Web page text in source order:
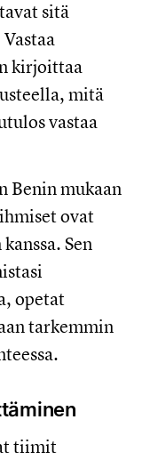
sitä
kirjoittaa
mitä
vastaa
Benin mukaan
ovat
Sen
opetat
tarkemmin
tiimit